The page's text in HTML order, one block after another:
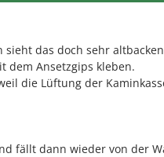
das doch sehr altbacken
dem Ansetzgips kleben.
die Lüftung der
fällt dann wieder von der